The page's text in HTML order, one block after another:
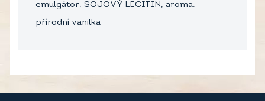
emulgátor: SOJOVÝ LECITIN, aroma:
přírodní vanilka